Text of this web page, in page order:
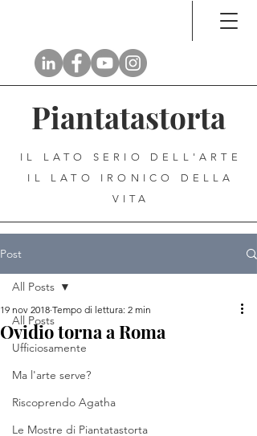
Piantatastorta
IL LATO SERIO DELL'ARTE
IL LATO IRONICO DELLA
VITA
Post
All Posts
Ufficiosamente
Ma l'arte serve?
Riscoprendo Agatha
Le Mostre di Piantatastorta
All Posts
Ovidio torna a Roma
19 nov 2018 Tempo di lettura: 2 min